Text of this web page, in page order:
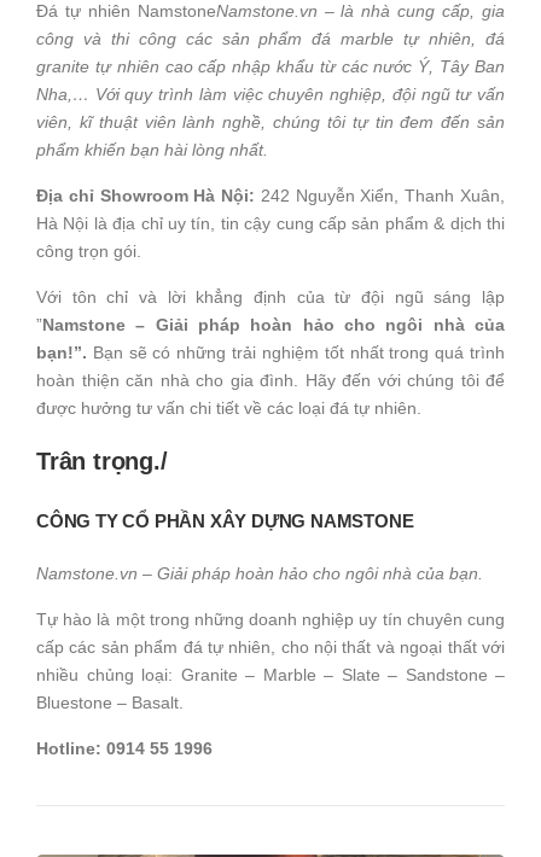
Đá tự nhiên NamstoneNamstone.vn – là nhà cung cấp, gia
công và thi công các sản phẩm đá marble tự nhiên, đá
granite tự nhiên cao cấp nhập khẩu từ các nước Ý, Tây Ban
Nha,… Với quy trình làm việc chuyên nghiệp, đội ngũ tư vấn
viên, kĩ thuật viên lành nghề, chúng tôi tự tin đem đến sản
phẩm khiến bạn hài lòng nhất.
Địa chỉ Showroom Hà Nội: 242 Nguyễn Xiển, Thanh Xuân,
Hà Nội là địa chỉ uy tín, tin cậy cung cấp sản phẩm & dịch thi
công trọn gói.
Với tôn chỉ và lời khẳng định của từ đội ngũ sáng lập
”Namstone – Giải pháp hoàn hảo cho ngôi nhà của
bạn!”. Bạn sẽ có những trải nghiệm tốt nhất trong quá trình
hoàn thiện căn nhà cho gia đình. Hãy đến với chúng tôi để
được hưởng tư vấn chi tiết về các loại đá tự nhiên.
Trân trọng./
CÔNG TY CỔ PHẦN XÂY DỰNG NAMSTONE
Namstone.vn – Giải pháp hoàn hảo cho ngôi nhà của bạn.
Tự hào là một trong những doanh nghiệp uy tín chuyên cung
cấp các sản phẩm đá tự nhiên, cho nội thất và ngoại thất với
nhiều chủng loại: Granite – Marble – Slate – Sandstone –
Bluestone – Basalt.
Hotline: 0914 55 1996